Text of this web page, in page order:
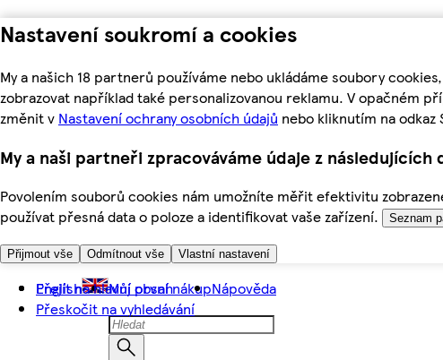
Nastavení soukromí a cookies
My a našich 18 partnerů používáme nebo ukládáme soubory
zobrazovat například také personalizovanou reklamu. V opačném
změnit v Nastavení ochrany osobních údajů nebo kliknutím na
My a naši partneři zpracováváme údaje z následujících
Povolením souborů cookies nám umožníte měřit efektivitu
používat přesná data o poloze a identifikovat vaše zařízení.
Seznam
Přijmout vše Odmítnout vše Vlastní nastavení
Přejít na hlavní obsah
Přeskočit na vyhledávání
English Můj první nákupNápověda